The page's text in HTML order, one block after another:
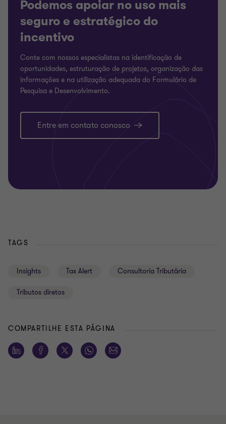
Podemos apoiar no uso mais
seguro e estratégico do
incentivo
Conte com nossos especialistas na identificação de
oportunidades, estruturação de projetos, organização das
informações e na utilização adequada do Formulário de
Pesquisa e Desenvolvimento.
Entre em contato conosco
TAGS
Insights Tax Alert Consultoria Tributária
Tributos diretos
COMPARTILHE ESTA PÁGINA